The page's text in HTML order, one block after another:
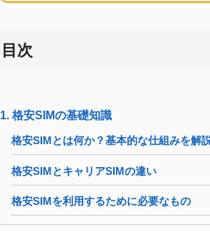
目次
1. 格安SIMの基礎知識
格安SIMとは何か？基本的な仕組みを解
格安SIMとキャリアSIMの違い
格安SIMを利用するために必要なもの